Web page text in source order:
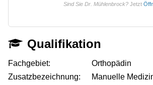
Sind Sie Dr. Mühlenbrock? Jetzt
Qualifikation
Fachgebiet:
Orthopädin
Zusatzbezeichnung:
Manuelle